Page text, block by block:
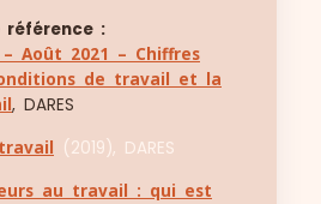
référence :
Août 2021 – Chiffres
de travail et la
, DARES
(2019), DARES
au travail : qui est